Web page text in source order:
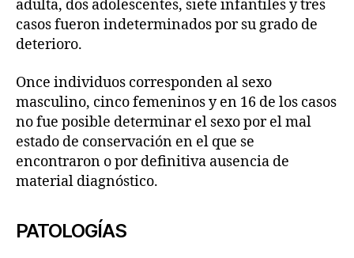
adulta, dos adolescentes, siete infantiles y tres
casos fueron indeterminados por su grado de
deterioro.
Once individuos corresponden al sexo
masculino, cinco femeninos y en 16 de los casos
no fue posible determinar el sexo por el mal
estado de conservación en el que se
encontraron o por definitiva ausencia de
material diagnóstico.
PATOLOGÍAS